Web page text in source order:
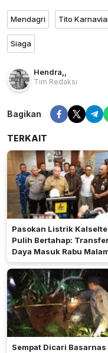
Mendagri Tito
Siaga
Hendra
Tim Redaksi
Bagikan
TERKAIT
Pasokan Listrik
Pulih Bertahap:
Daya Masuk Rabu
PLTU Asam-Asam
25 Agustus
Sempat Dicari Basarnas